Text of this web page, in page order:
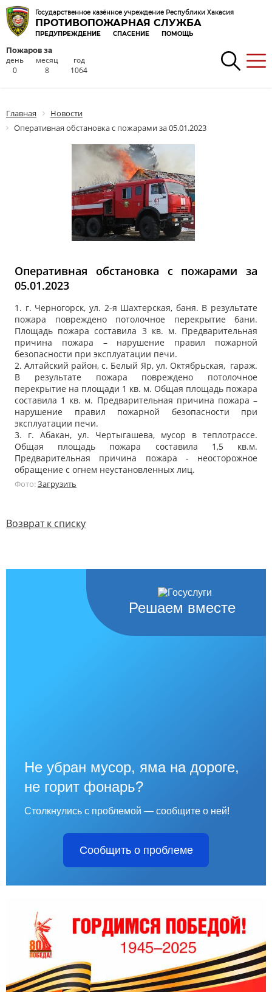
Государственное казённое учреждение Республики Хакасия
ПРОТИВОПОЖАРНАЯ СЛУЖБА
ПРЕДУПРЕЖДЕНИЕ СПАСЕНИЕ ПОМОЩЬ
Пожаров за
день
0
месяц
8
год
1064
Главная
Новости
Оперативная обстановка с пожарами за 05.01.2023
Оперативная обстановка с пожарами за
05.01.2023
1. г. Черногорск, ул. 2-я Шахтерская, баня. В результате
пожара повреждено потолочное перекрытие бани.
Площадь пожара составила 3 кв. м. Предварительная
причина пожара – нарушение правил пожарной
безопасности при эксплуатации печи.
2. Алтайский район, с. Белый Яр, ул. Октябрьская, гараж.
В результате пожара повреждено потолочное
перекрытие на площади 1 кв. м. Общая площадь пожара
составила 1 кв. м. Предварительная причина пожара –
нарушение правил пожарной безопасности при
эксплуатации печи.
3. г. Абакан, ул. Чертыгашева, мусор в теплотрассе.
Общая площадь пожара составила 1,5 кв.м.
Предварительная причина пожара - неосторожное
обращение с огнем неустановленных лиц.
Фото:Загрузить
Возврат к списку
Решаем вместе
Не убран мусор, яма на дороге,
не горит фонарь?
Столкнулись с проблемой — сообщите о ней!
Сообщить о проблеме